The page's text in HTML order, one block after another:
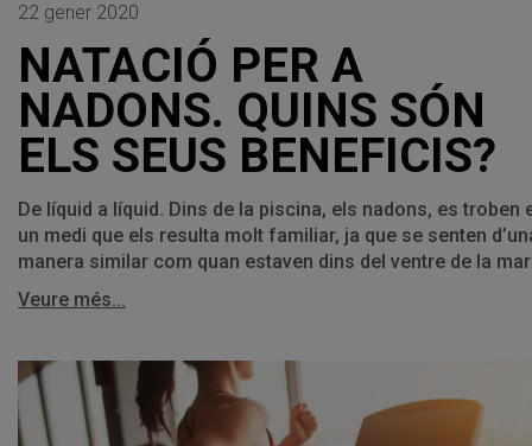
22 gener 2020
NATACIÓ PER A
NADONS. QUINS SÓN
ELS SEUS BENEFICIS?
De líquid a líquid. Dins de la piscina, els nadons, es troben
un medi que els resulta molt familiar, ja que se senten
manera similar com quan estaven dins del ventre de la
Veure més...